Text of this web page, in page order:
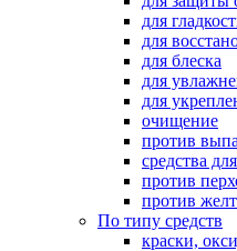
для
для
для блеска
для
для
очищение
против
средства
против
против
По типу средств
краски,